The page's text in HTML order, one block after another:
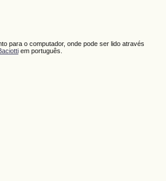
para o computador, onde pode ser lido através
em português.